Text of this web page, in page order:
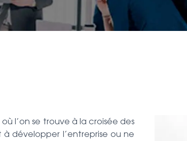
l’on se trouve à la croisée des
développer l’entreprise ou ne